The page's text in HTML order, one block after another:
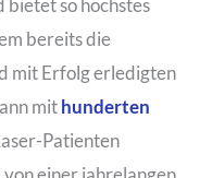
bereits die
mit Erfolg erledigten
mithunderten
Patienten